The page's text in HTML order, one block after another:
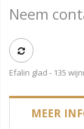
Neem
Efalin glad - 135
MEER